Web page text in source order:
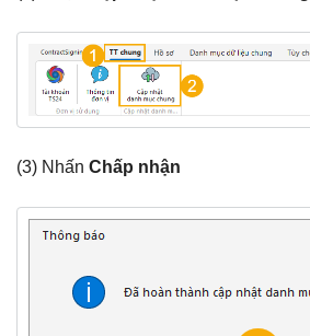
(3) Nhấn Chấp nhận